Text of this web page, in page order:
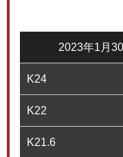
2023年1月
K24
K22
K21.6